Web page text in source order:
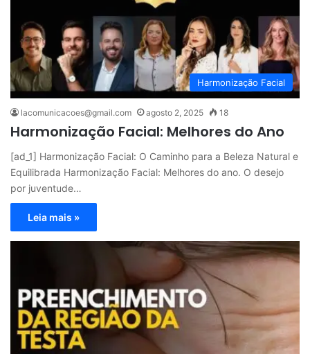
Harmonização Facial
lacomunicacoes@gmail.com agosto 2, 2025 18
Harmonização Facial: Melhores do Ano
[ad_1] Harmonização Facial: O Caminho para a Beleza Natural e
Equilibrada Harmonização Facial: Melhores do ano. O desejo
por juventude…
Leia mais »